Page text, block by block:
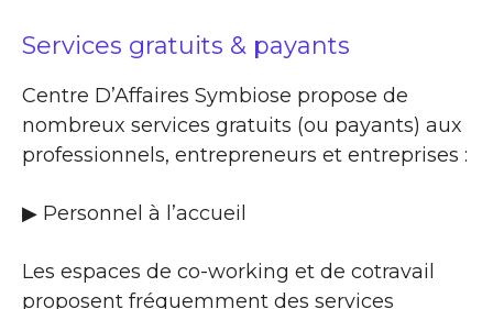
Services gratuits & payants
Centre D’Affaires Symbiose propose de
nombreux services gratuits (ou payants) aux
professionnels, entrepreneurs et entreprises :
▶​ Personnel à l’accueil
Les espaces de co-working et de cotravail
proposent fréquemment des services